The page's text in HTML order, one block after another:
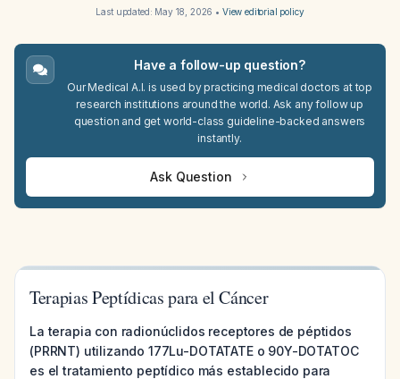
Last updated: May 18, 2026 • View editorial policy
Have a follow-up question?
Our Medical A.I. is used by practicing medical doctors at top
research institutions around the world. Ask any follow up
question and get world-class guideline-backed answers
instantly.
Ask Question
Terapias Peptídicas para el Cáncer
La terapia con radionúclidos receptores de péptidos
(PRRNT) utilizando 177Lu-DOTATATE o 90Y-DOTATOC
es el tratamiento peptídico más establecido para